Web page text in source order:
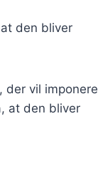
den bliver
vil imponere
at den bliver